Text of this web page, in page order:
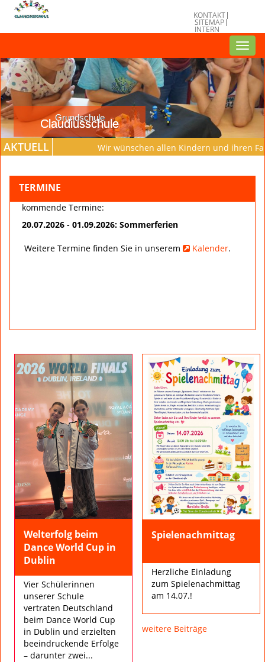
KONTAKT
SITEMAP
INTERN
Grundschule
Claudiusschule
AKTUELL Wir wünschen allen Kindern und ihren
TERMINE
kommende Termine:
20.07.2026 - 01.09.2026: Sommerferien
Weitere Termine finden Sie in unserem Kalender.
Welterfolg beim
Dance World Cup in
Dublin
Vier Schülerinnen
unserer Schule
vertraten Deutschland
beim Dance World Cup
in Dublin und erzielten
beeindruckende Erfolge
– darunter zwei...
Spielenachmittag
Herzliche Einladung
zum Spielenachmittag
am 14.07.!
weitere Beiträge